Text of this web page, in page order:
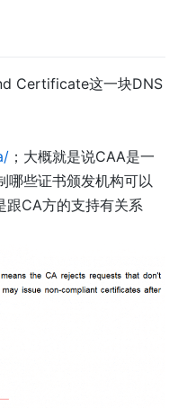
Certificate这一块DNS
；大概就是说CAA是一
哪些证书颁发机构可以
跟CA方的支持有关系